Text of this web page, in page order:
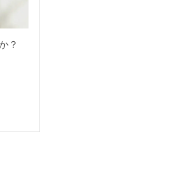
？